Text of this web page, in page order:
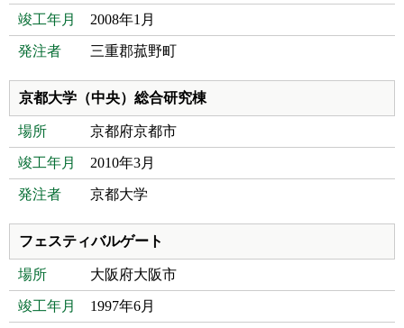
竣工年月 2008年1月
発注者 三重郡菰野町
京都大学（中央）総合研究棟
場所 京都府京都市
竣工年月 2010年3月
発注者 京都大学
フェスティバルゲート
場所 大阪府大阪市
竣工年月 1997年6月